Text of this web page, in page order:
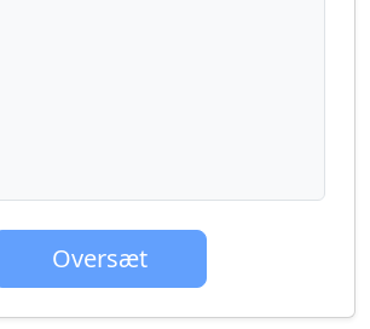
Oversæt